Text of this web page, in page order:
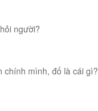
người?
chính mình, đố là cái gì?